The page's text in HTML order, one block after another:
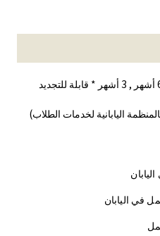
اليابانية لخدمات الطلاب)